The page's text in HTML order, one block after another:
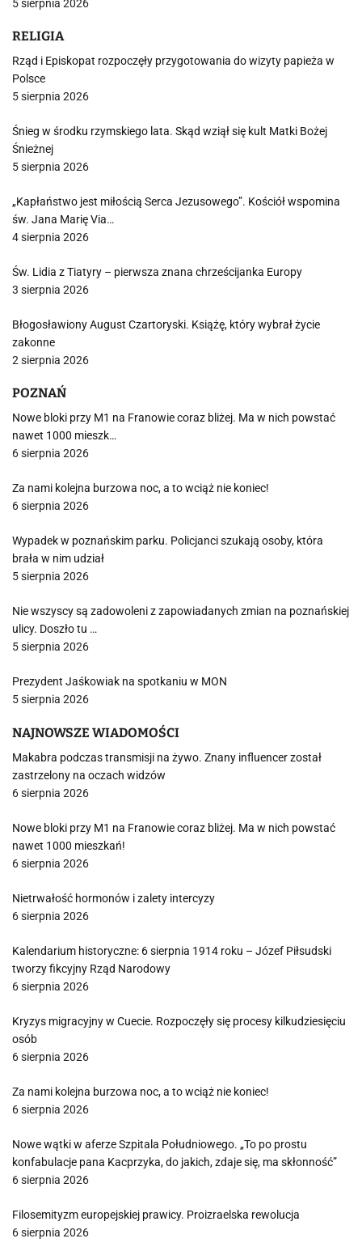
5 sierpnia 2026
RELIGIA
Rząd i Episkopat rozpoczęły przygotowania do wizyty papieża w
Polsce
5 sierpnia 2026
Śnieg w środku rzymskiego lata. Skąd wziął się kult Matki Bożej
Śnieżnej
5 sierpnia 2026
„Kapłaństwo jest miłością Serca Jezusowego”. Kościół wspomina
św. Jana Marię Via…
4 sierpnia 2026
Św. Lidia z Tiatyry – pierwsza znana chrześcijanka Europy
3 sierpnia 2026
Błogosławiony August Czartoryski. Książę, który wybrał życie
zakonne
2 sierpnia 2026
POZNAŃ
Nowe bloki przy M1 na Franowie coraz bliżej. Ma w nich powstać
nawet 1000 mieszk…
6 sierpnia 2026
Za nami kolejna burzowa noc, a to wciąż nie koniec!
6 sierpnia 2026
Wypadek w poznańskim parku. Policjanci szukają osoby, która
brała w nim udział
5 sierpnia 2026
Nie wszyscy są zadowoleni z zapowiadanych zmian na poznańskiej
ulicy. Doszło tu …
5 sierpnia 2026
Prezydent Jaśkowiak na spotkaniu w MON
5 sierpnia 2026
NAJNOWSZE WIADOMOŚCI
Makabra podczas transmisji na żywo. Znany influencer został
zastrzelony na oczach widzów
6 sierpnia 2026
Nowe bloki przy M1 na Franowie coraz bliżej. Ma w nich powstać
nawet 1000 mieszkań!
6 sierpnia 2026
Nietrwałość hormonów i zalety intercyzy
6 sierpnia 2026
Kalendarium historyczne: 6 sierpnia 1914 roku – Józef Piłsudski
tworzy fikcyjny Rząd Narodowy
6 sierpnia 2026
Kryzys migracyjny w Cuecie. Rozpoczęły się procesy kilkudziesięciu
osób
6 sierpnia 2026
Za nami kolejna burzowa noc, a to wciąż nie koniec!
6 sierpnia 2026
Nowe wątki w aferze Szpitala Południowego. „To po prostu
konfabulacje pana Kacprzyka, do jakich, zdaje się, ma skłonność”
6 sierpnia 2026
Filosemityzm europejskiej prawicy. Proizraelska rewolucja
6 sierpnia 2026